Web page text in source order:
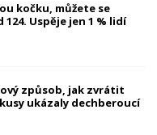
kočku, můžete se
Uspěje jen 1 % lidí
způsob, jak zvrátit
ukázaly dechberoucí